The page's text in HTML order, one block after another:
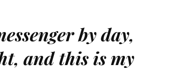
by day,
and this is my